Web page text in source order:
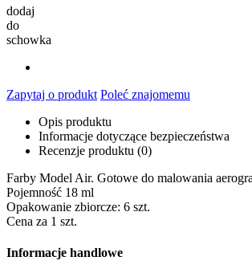
dodaj
do
schowka
Zapytaj o produkt Poleć znajomemu
Opis produktu
Informacje dotyczące bezpieczeństwa
Recenzje produktu (0)
Farby Model Air. Gotowe do malowania
Pojemność 18 ml
Opakowanie zbiorcze: 6 szt.
Cena za 1 szt.
Informacje handlowe